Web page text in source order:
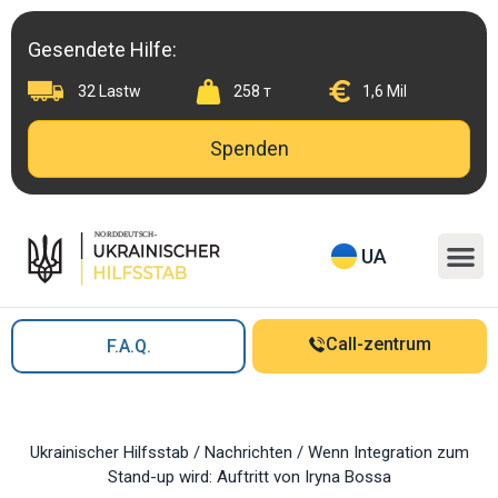
Skip
to
contentGesendete Hilfe:
32 Lastw 258 т 1,6 Mil
Spenden
UA
F.A.Q. Call-zentrum
Ukrainischer Hilfsstab / Nachrichten / Wenn Integration zum
Stand-up wird: Auftritt von Iryna Bossa